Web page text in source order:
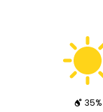
35%